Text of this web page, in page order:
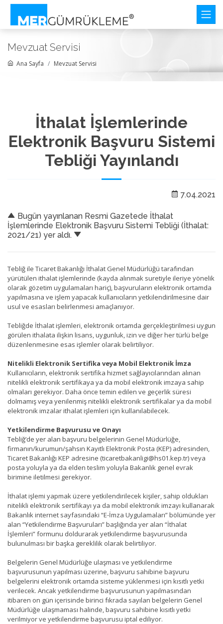
Mevzuat Servisi
Ana Sayfa Mevzuat Servisi
İthalat İşlemlerinde
Elektronik Başvuru Sistemi
Tebliği Yayınlandı
7.04.2021
Bugün yayınlanan Resmi Gazetede İthalat
İşlemlerinde Elektronik Başvuru Sistemi Tebliği (İthalat:
2021/21) yer aldı.
Tebliğ ile Ticaret Bakanlığı İthalat Genel Müdürlüğü tarafından
yürütülen ithalat işlemlerinde (kayda alınmak suretiyle ileriye yönelik
olarak gözetim uygulamaları hariç), başvuruların elektronik ortamda
yapılmasına ve işlem yapacak kullanıcıların yetkilendirilmesine dair
usul ve esasları belirlenmesi amaçlanıyor.
Tebliğde İthalat işlemleri, elektronik ortamda gerçekleştirilmesi uygun
görülen ithalata ilişkin lisans, uygunluk, izin ve diğer her türlü belge
düzenlenmesine esas işlemler olarak belirtiliyor.
Nitelikli Elektronik Sertifika veya Mobil Elektronik İmza
Kullanıcıların, elektronik sertifika hizmet sağlayıcılarından alınan
nitelikli elektronik sertifikaya ya da mobil elektronik imzaya sahip
olmaları gerekiyor. Daha önce temin edilen ve geçerlik süresi
dolmamış veya yenilenmiş nitelikli elektronik sertifikalar ya da mobil
elektronik imzalar ithalat işlemleri için kullanılabilecek.
Yetkilendirme Başvurusu ve Onayı
Tebliğ’de yer alan başvuru belgelerinin Genel Müdürlüğe,
firmanın/kurumun/şahsın Kayıtlı Elektronik Posta (KEP) adresinden,
Ticaret Bakanlığı KEP adresine (ticaretbakanligi@hs01.kep.tr) veya
posta yoluyla ya da elden teslim yoluyla Bakanlık genel evrak
birimine iletilmesi gerekiyor.
İthalat işlemi yapmak üzere yetkilendirilecek kişiler, sahip oldukları
nitelikli elektronik sertifikayı ya da mobil elektronik imzayı kullanarak
Bakanlık internet sayfasındaki “E-İmza Uygulamaları” bölümünde yer
alan “Yetkilendirme Başvuruları” başlığında yer alan “İthalat
İşlemleri” formunu doldurarak yetkilendirme başvurusunda
bulunulması bir başka gereklilik olarak belirtiliyor.
Belgelerin Genel Müdürlüğe ulaşması ve yetkilendirme
başvurusunun yapılması üzerine, başvuru sahibine başvuru
belgelerini elektronik ortamda sisteme yüklenmesi için kısıtlı yetki
verilecek. Ancak yetkilendirme başvurusunun yapılmasından
itibaren on gün içerisinde birinci fıkrada sayılan belgelerin Genel
Müdürlüğe ulaşmaması halinde, başvuru sahibine kısıtlı yetki
verilmiyor ve yetkilendirme başvurusu iptal ediliyor.